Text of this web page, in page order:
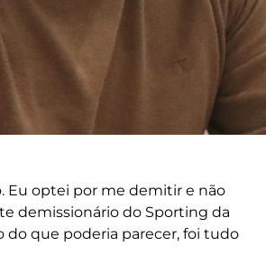
Eu optei por me demitir e não
demissionário do Sporting da
do que poderia parecer, foi tudo